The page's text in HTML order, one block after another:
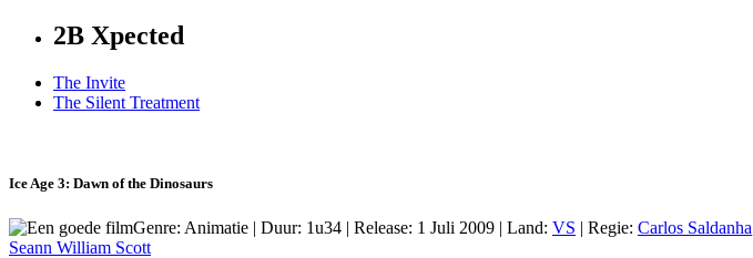
2B Xpected
The Invite
The Silent Treatment
Ice Age 3: Dawn of the Dinosaurs
Genre: Animatie | Duur: 1u34 | Release: 1 Juli 2009 | Land: VS | Regie: Carlos Saldanha
Seann William Scott